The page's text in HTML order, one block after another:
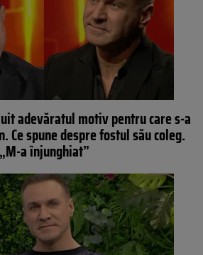
adevăratul motiv pentru care s-a
Ce spune despre fostul său coleg.
„M-a înjunghiat”